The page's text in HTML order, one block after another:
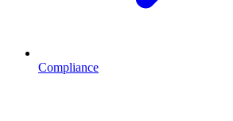
Compliance